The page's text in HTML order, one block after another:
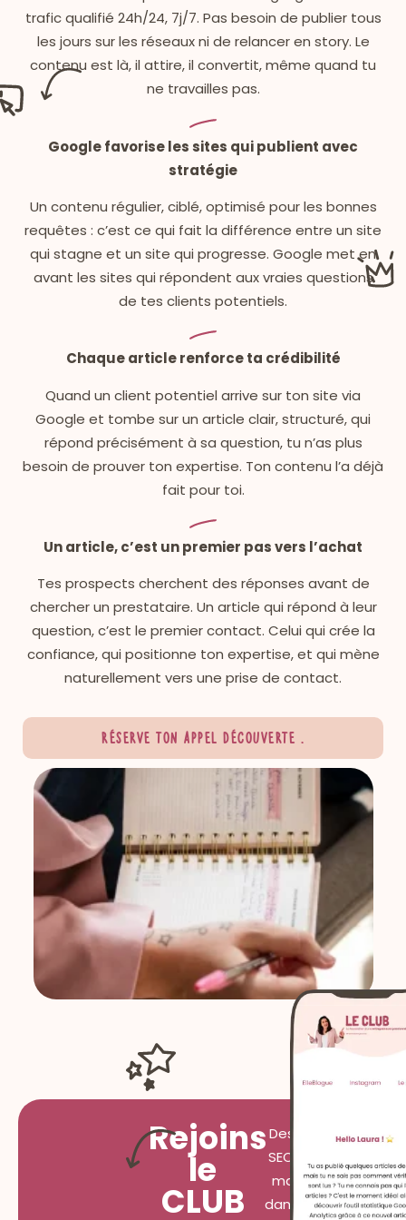
trafic qualifié 24h/24, 7j/7. Pas besoin de publier tous
les jours sur les réseaux ni de relancer en story. Le
contenu est là, il attire, il convertit, même quand tu
ne travailles pas.
Google favorise les sites qui publient avec
stratégie
Un contenu régulier, ciblé, optimisé pour les bonnes
requêtes : c’est ce qui fait la différence entre un site
qui stagne et un site qui progresse. Google met en
avant les sites qui répondent aux vraies questions
de tes clients potentiels.
Chaque article renforce ta crédibilité
Quand un client potentiel arrive sur ton site via
Google et tombe sur un article clair, structuré, qui
répond précisément à sa question, tu n’as plus
besoin de prouver ton expertise. Ton contenu l’a déjà
fait pour toi.
Un article, c’est un premier pas vers l’achat
Tes prospects cherchent des réponses avant de
chercher un prestataire. Un article qui répond à leur
question, c’est le premier contact. Celui qui crée la
confiance, qui positionne ton expertise, et qui mène
naturellement vers une prise de contact.
Réserve ton appel découverte
Rejoins
le
CLUB
Des conseils
SEO, tous les
mardis à 7h
dans ta boîte